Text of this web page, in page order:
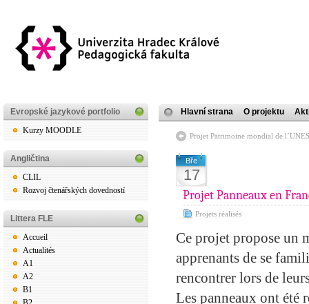
Evropské jazykové portfolio
Kurzy MOODLE
Angličtina
CLIL
Rozvoj čtenářských dovedností
Littera FLE
Accueil
Actualités
A1
A2
B1
Hlavní strana O projektu
Projet Patrimoine mondial de
Bře
17
Projet Panneaux en
Projets réalisés
Ce projet propose un
apprenants de se
rencontrer lors de
Les panneaux ont été